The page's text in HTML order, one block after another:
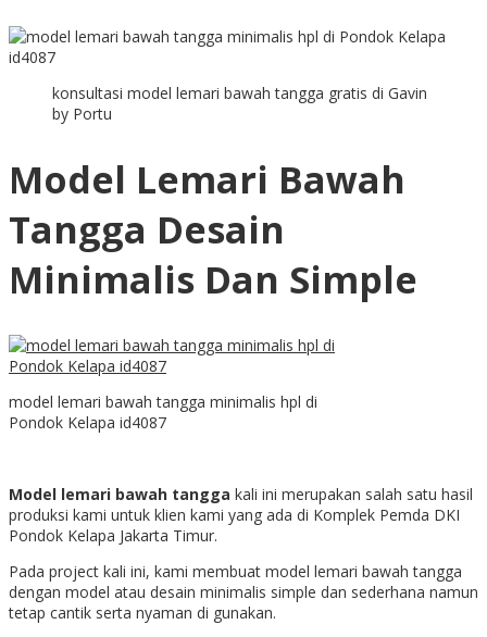
konsultasi model lemari bawah tangga gratis di Gavin
by Portu
Model Lemari Bawah
Tangga Desain
Minimalis Dan Simple
model lemari bawah tangga minimalis hpl di
Pondok Kelapa id4087
Model lemari bawah tangga kali ini merupakan salah satu hasil
produksi kami untuk klien kami yang ada di Komplek Pemda DKI
Pondok Kelapa Jakarta Timur.
Pada project kali ini, kami membuat model lemari bawah tangga
dengan model atau desain minimalis simple dan sederhana namun
tetap cantik serta nyaman di gunakan.